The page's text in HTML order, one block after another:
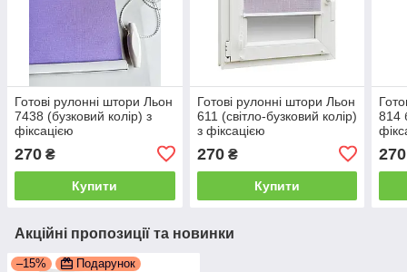
Готові рулонні штори Льон
7438 (бузковий колір) з
фіксацією
270 ₴
Купити
Готові рулонні штори Льон
611 (світло-бузковий колір)
з фіксацією
270₴
Купити
814
270
Акційні пропозиції та новинки
–15% Подарунок